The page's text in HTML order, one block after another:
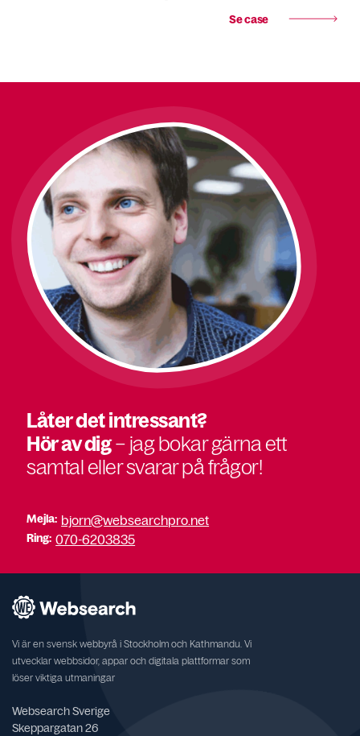
Se case
Låter det intressant?
Hör av dig– jag bokar gärna ett
samtal eller svarar på frågor!
Mejla: bjorn@websearchpro.net
Ring: 070-6203835
Vi är en svensk webbyrå i Stockholm och Kathmandu. Vi
utvecklar webbsidor, appar och digitala plattformar som
löser viktiga utmaningar
Websearch Sverige
Skeppargatan 26